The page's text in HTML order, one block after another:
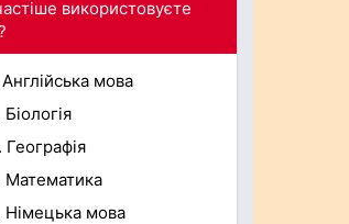
використовуєте
Англійська мова
Біологія
Географія
Математика
Німецька мова